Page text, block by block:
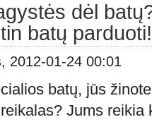
dėl
batų parduoti!
, 2012-01-24 00:01
batų, jūs
Jums